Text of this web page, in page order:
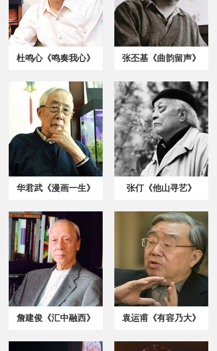
杜鸣心《鸣奏我心》 张丕基《曲韵留声》
华君武《漫画一生》 张仃《他山寻艺》
詹建俊《汇中融西》 袁运甫《有容乃大》